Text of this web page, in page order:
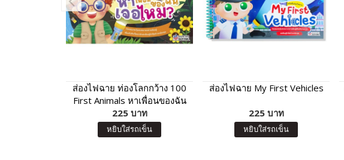
ส่องไฟฉาย ท่องโลกกว้าง 100
First Animals หาเพื่อนของฉัน
เจอไหม?
225 บาท
หยิบใส่รถเข็น
ส่องไฟฉาย My First Vehicles
225 บาท
หยิบใส่รถเข็น